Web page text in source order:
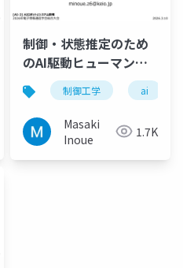
制御・状態推定のため
のAI駆動ヒューマンイ
ンタフェース
制御工学 ai
Masaki
Inoue
1.7K